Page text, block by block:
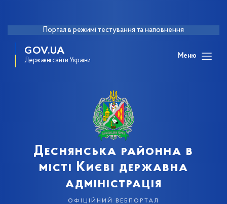
Портал в режимі тестування та наповнення
GOV.UA
Державні сайти України
Меню
Деснянська районна в
місті Києві державна
адміністрація
офіційний вебпортал